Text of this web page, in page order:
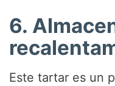
6.
Este tartar es un